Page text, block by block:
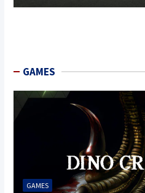
GAMES
GAMES